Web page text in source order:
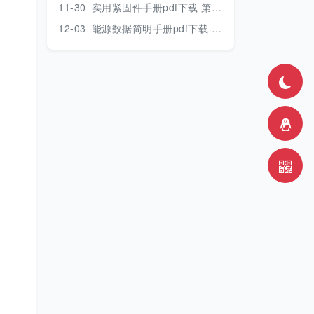
11-30 实用紧固件手册pdf下载 第三版 2018年版
12-03 能源数据简明手册pdf下载 2017版